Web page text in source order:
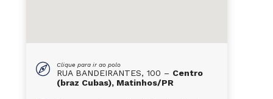
Clique para ir ao polo
RUA BANDEIRANTES, 100 – Centro
(braz Cubas), Matinhos/PR